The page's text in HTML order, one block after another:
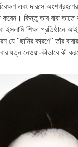
এবং দারসে
কিন্তু তার বাবা
শিক্ষা প্রতিষ্ঠানে
যে "ছানির কারণে" তাঁর
যত্ন নেওয়া-কীভাবে